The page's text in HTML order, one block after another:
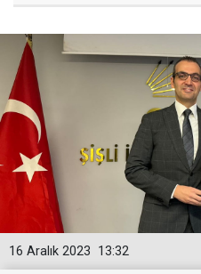
13:32
16 Aralık 2023